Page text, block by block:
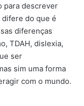
para descrever
do que é
diferenças
TDAH, dislexia,
ser
sim uma forma
com o mundo.